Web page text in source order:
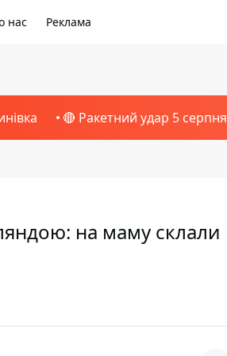
нас Реклама
🔴 Ракетний удар 5 серпня
на маму склали